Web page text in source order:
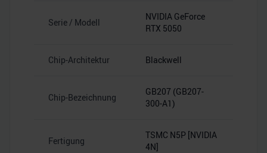
Serie / Modell
NVIDIA GeForce
RTX 5050
Chip-Architektur Blackwell
Chip-Bezeichnung
GB207 (GB207-
300-A1)
Fertigung
TSMC N5P [NVIDIA
4N]